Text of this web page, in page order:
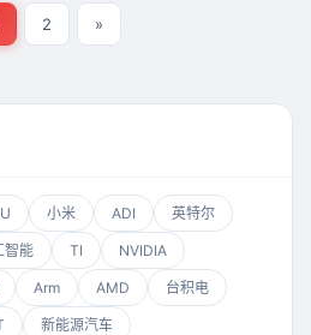
的理想
2 »
小米 ADI 英特尔
智能 TI NVIDIA
Arm AMD 台积电
新能源汽车